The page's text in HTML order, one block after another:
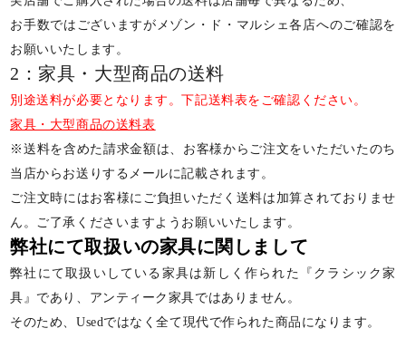
お手数ではございますがメゾン・ド・マルシェ各店へのご確認を
お願いいたします。
2：家具・大型商品の送料
別途送料が必要となります。下記送料表をご確認ください。
家具・大型商品の送料表
※送料を含めた請求金額は、お客様からご注文をいただいたのち
当店からお送りするメールに記載されます。
ご注文時にはお客様にご負担いただく送料は加算されておりませ
ん。ご了承くださいますようお願いいたします。
弊社にて取扱いの家具に関しまして
弊社にて取扱いしている家具は新しく作られた『クラシック家
具』であり、アンティーク家具ではありません。
そのため、Usedではなく全て現代で作られた商品になります。